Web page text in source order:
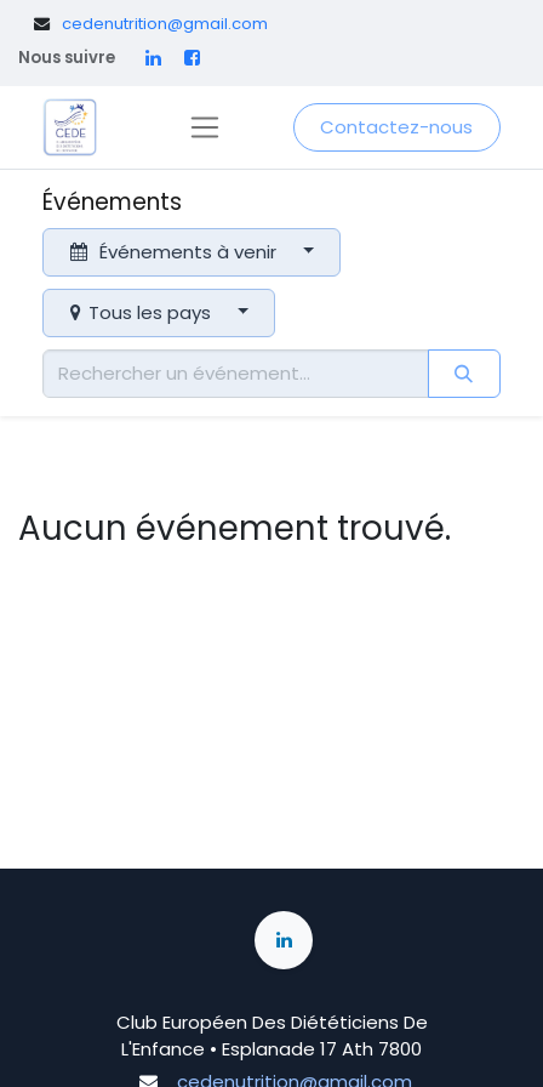
cedenutrition@gmail.com
Nous suivre
Contactez-nous
Événements
Événements à venir
Tous les pays
Aucun événement trouvé.
Club Européen Des Diététiciens De
L'Enfance • Esplanade 17 Ath 7800
cedenutrition@gmail.com